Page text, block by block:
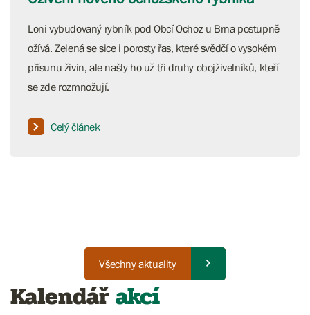
Loni vybudovaný rybník pod Obcí Ochoz u Brna postupně
ožívá. Zelená se sice i porosty řas, které svědčí o vysokém
přísunu živin, ale našly ho už tři druhy obojživelníků, kteří
se zde rozmnožují.
Celý článek
Všechny aktuality
Kalendářakcí